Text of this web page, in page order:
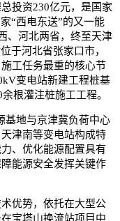
投资230亿元，是国家
“西电东送”的又一能
、河北两省，终至天津
于河北省张家口市，
工任务最重的核心节
变电站新建工程桩基
根灌注桩施工工程。
基地与京津冀负荷中心
津南等变电站构成特
、优化能源配置具有
能源安全发挥关键作
优势，依托在大型公
宝塔山换流站项目中